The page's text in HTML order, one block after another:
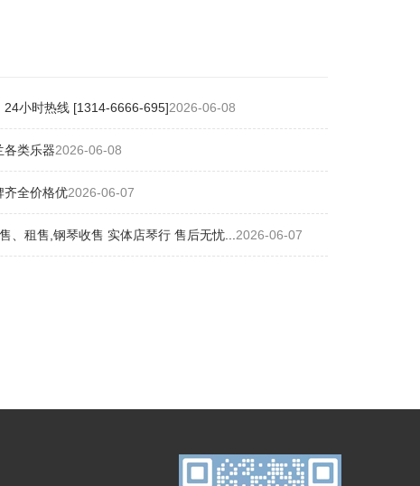
24小时热线 [1314-6666-695]2026-06-08
各类乐器2026-06-08
齐全价格优2026-06-07
租售,钢琴收售 实体店琴行 售后无忧... 2026-06-07